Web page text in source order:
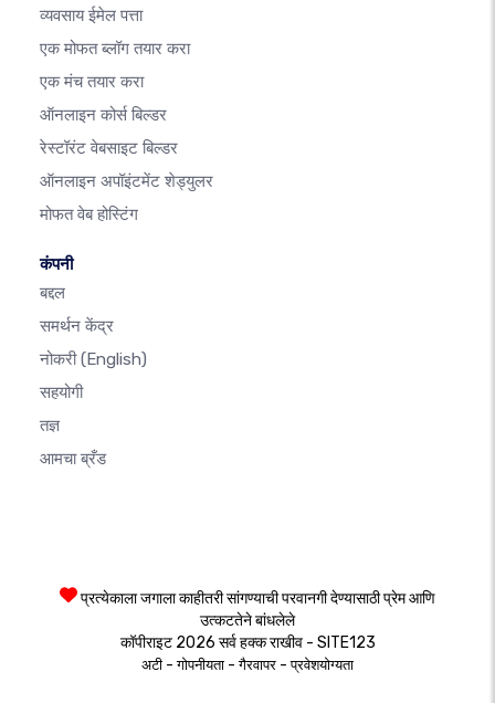
व्यवसाय ईमेल पत्ता
एक मोफत ब्लॉग तयार करा
एक मंच तयार करा
ऑनलाइन कोर्स बिल्डर
रेस्टॉरंट वेबसाइट बिल्डर
ऑनलाइन अपॉइंटमेंट शेड्युलर
मोफत वेब होस्टिंग
कंपनी
बद्दल
समर्थन केंद्र
नोकरी(English)
सहयोगी
तज्ञ
आमचा ब्रँड
प्रत्येकाला जगाला काहीतरी सांगण्याची परवानगी देण्यासाठी प्रेम आणि
उत्कटतेने बांधलेले
कॉपीराइट 2026 सर्व हक्क राखीव - SITE123
अटी -गोपनीयता -गैरवापर -प्रवेशयोग्यता